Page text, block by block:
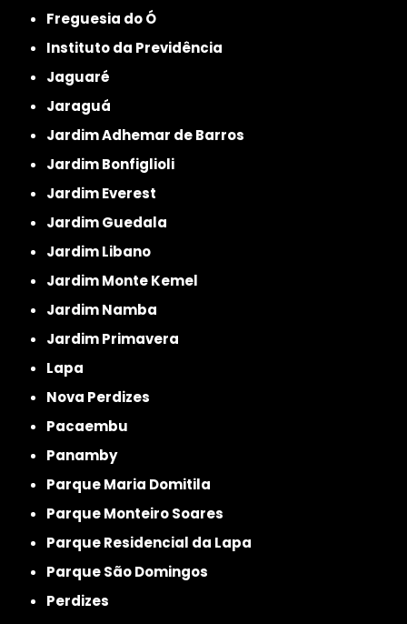
Freguesia do Ó
Instituto da Previdência
Jaguaré
Jaraguá
Jardim Adhemar de Barros
Jardim Bonfiglioli
Jardim Everest
Jardim Guedala
Jardim Libano
Jardim Monte Kemel
Jardim Namba
Jardim Primavera
Lapa
Nova Perdizes
Pacaembu
Panamby
Parque Maria Domitila
Parque Monteiro Soares
Parque Residencial da Lapa
Parque São Domingos
Perdizes